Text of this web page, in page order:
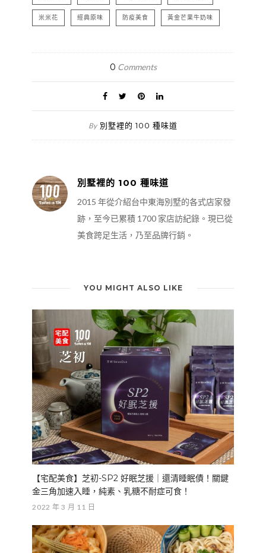
米米花 經典原味 防疫美食 黃金芒果牛奶味
0 Comments
By 別墅裡的 100 種味道
別墅裡的 100 種味道
2015 年從介紹台中東海別墅的各式店家發
跡，至今已累積 1700 家店訪紀錄。現已從
美食跨足生活，乃至品牌行銷。
YOU MIGHT ALSO LIKE
【宅配美食】芝初-SP2 好眠芝援｜還清睡眠債！關鍵
金三角加速入睡，純素、乳糖不耐症可食！
2022 年 3 月 11 日